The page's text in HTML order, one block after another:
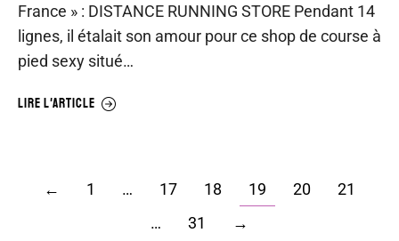
France » : DISTANCE RUNNING STORE Pendant 14
lignes, il étalait son amour pour ce shop de course à
pied sexy situé…
LIRE L'ARTICLE
← 1 … 17 18 19 20
21
…
31 →